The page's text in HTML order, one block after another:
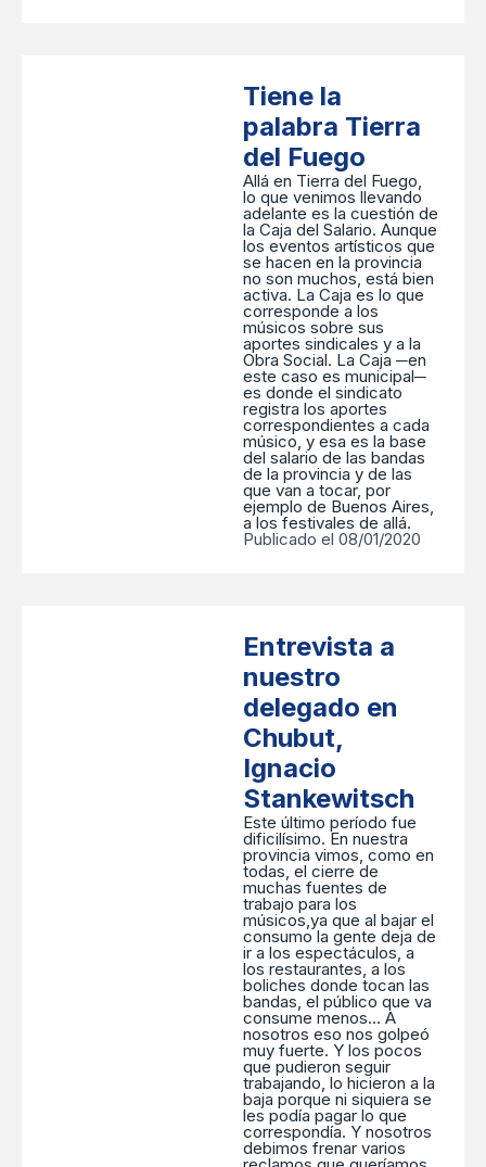
Tiene la
palabra Tierra
del Fuego
Allá en Tierra del Fuego,
lo que venimos llevando
adelante es la cuestión de
la Caja del Salario. Aunque
los eventos artísticos que
se hacen en la provincia
no son muchos, está bien
activa. La Caja es lo que
corresponde a los
músicos sobre sus
aportes sindicales y a la
Obra Social. La Caja ─en
este caso es municipal─
es donde el sindicato
registra los aportes
correspondientes a cada
músico, y esa es la base
del salario de las bandas
de la provincia y de las
que van a tocar, por
ejemplo de Buenos Aires,
a los festivales de allá.
Publicado el 08/01/2020
Entrevista a
nuestro
delegado en
Chubut,
Ignacio
Stankewitsch
Este último período fue
dificilísimo. En nuestra
provincia vimos, como en
todas, el cierre de
muchas fuentes de
trabajo para los
músicos,ya que al bajar el
consumo la gente deja de
ir a los espectáculos, a
los restaurantes, a los
boliches donde tocan las
bandas, el público que va
consume menos… A
nosotros eso nos golpeó
muy fuerte. Y los pocos
que pudieron seguir
trabajando, lo hicieron a la
baja porque ni siquiera se
les podía pagar lo que
correspondía. Y nosotros
debimos frenar varios